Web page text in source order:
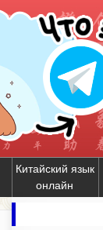
Китайский язык
онлайн